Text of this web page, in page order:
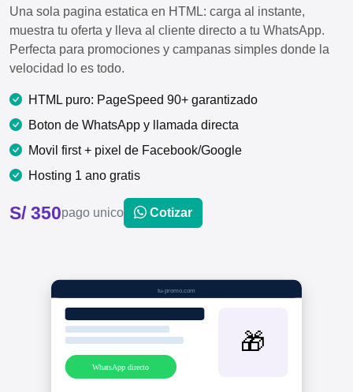
Una sola pagina estatica en HTML: carga al instante,
muestra tu oferta y lleva al cliente directo a tu WhatsApp.
Perfecta para promociones y campanas simples donde la
velocidad lo es todo.
HTML puro: PageSpeed 90+ garantizado
Boton de WhatsApp y llamada directa
Movil first + pixel de Facebook/Google
Hosting 1 ano gratis
S/ 350pago unico Cotizar
tu-promo.com
WhatsApp directo
🎁